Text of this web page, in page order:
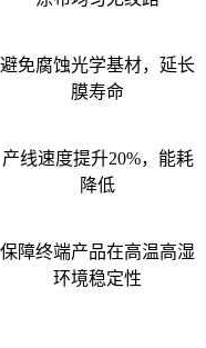
避免腐蚀光学基材，延长
膜寿命
产线速度提升20%，能耗
降低
保障终端产品在高温高湿
环境稳定性